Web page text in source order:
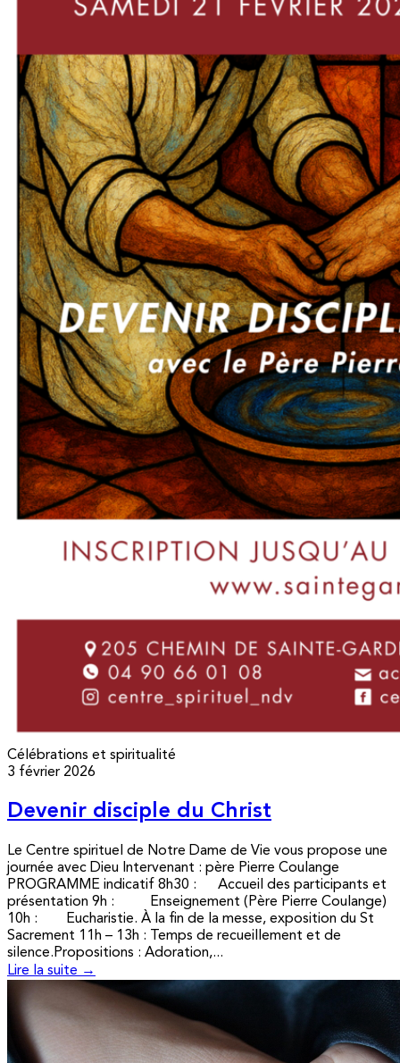
Célébrations et spiritualité
3 février 2026
Devenir disciple du Christ
Le Centre spirituel de Notre Dame de Vie vous propose une
journée avec Dieu Intervenant : père Pierre Coulange
PROGRAMME indicatif 8h30 : Accueil des participants et
présentation 9h : Enseignement (Père Pierre Coulange)
10h : Eucharistie. À la fin de la messe, exposition du St
Sacrement 11h – 13h : Temps de recueillement et de
silence.Propositions : Adoration,...
Lire la suite →